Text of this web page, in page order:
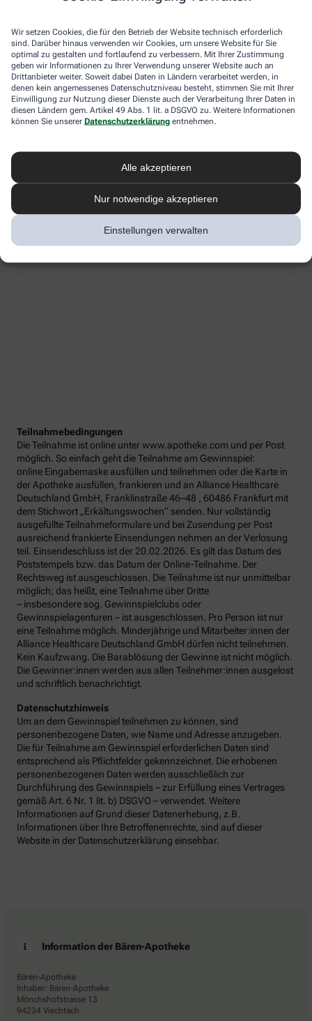
Wir setzen Cookies, die für den Betrieb der Website technisch erforderlich
sind. Darüber hinaus verwenden wir Cookies, um unsere Website für Sie
optimal zu gestalten und fortlaufend zu verbessern. Mit Ihrer Zustimmung
geben wir Informationen zu Ihrer Verwendung unserer Website auch an
Drittanbieter weiter. Soweit dabei Daten in Ländern verarbeitet werden, in
denen kein angemessenes Datenschutzniveau besteht, stimmen Sie mit Ihrer
Einwilligung zur Nutzung dieser Dienste auch der Verarbeitung Ihrer Daten in
diesen Ländern gem. Artikel 49 Abs. 1 lit. a DSGVO zu. Weitere Informationen
können Sie unserer Datenschutzerklärung entnehmen.
Alle akzeptieren
Nur notwendige akzeptieren
Einstellungen verwalten
Teilnahmebedingungen
Die Teilnahme ist online unter www.apotheke.com und per Post
möglich. So einfach geht die Teilnahme am Gewinnspiel:
online Eingabemaske ausfüllen und teilnehmen oder die Karte in
der Apotheke ausfüllen, frankieren und an Alliance Healthcare
Deutschland GmbH, Franklinstraße 46–48 , 60486 Frankfurt mit
dem Stichwort „Erkältungswochen“ senden. Nur vollständig
ausgefüllte Teilnahmeformulare und bei Zusendung per Post
ausreichend frankierte Einsendungen nehmen an der Verlosung
teil. Einsendeschluss ist der 20.02.2026. Es gilt das Datum des
Poststempels bzw. das Datum der Online-Teilnahme. Der
Rechtsweg ist ausgeschlossen. Die Teilnahme ist nur unmittelbar
möglich; das heißt, eine Teilnahme über Dritte
– insbesondere sog. Gewinnspielclubs oder
Gewinnspielagenturen – ist ausgeschlossen. Pro Person ist nur
eine Teilnahme möglich. Minderjährige und Mitarbeiter:innen der
Alliance Healthcare Deutschland GmbH dürfen nicht teilnehmen.
Kein Kaufzwang. Die Barablösung der Gewinne ist nicht möglich.
Die Gewinner:innen werden aus allen Teilnehmer:innen ausgelost
und schriftlich benachrichtigt.
Datenschutzhinweis
Um an dem Gewinnspiel teilnehmen zu können, sind
personenbezogene Daten, wie Name und Adresse anzugeben.
Die für Teilnahme am Gewinnspiel erforderlichen Daten sind
entsprechend als Pflichtfelder gekennzeichnet. Die erhobenen
personenbezogenen Daten werden ausschließlich zur
Durchführung des Gewinnspiels – zur Erfüllung eines Vertrages
gemäß Art. 6 Nr. 1 lit. b) DSGVO – verwendet. Weitere
Informationen auf Grund dieser Datenerhebung, z.B.
Informationen über Ihre Betroffenenrechte, sind auf dieser
Website in der Datenschutzerklärung einsehbar.
Information der Bären-Apotheke
Bären-Apotheke
Inhaber: Bären-Apotheke
Mönchshofstrasse 13
94234 Viechtach